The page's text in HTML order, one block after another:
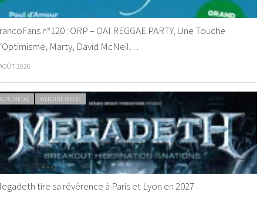
n°120 : ORP – OAI REGGAE PARTY, Une Touche
Marty, David McNeil…
2026
METAL WEBZINE METAL
tire sa révérence à Paris et Lyon en 2027